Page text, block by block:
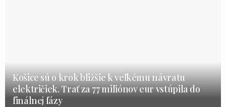
Košice sú o krok bližšie k veľkému návratu
električiek. Trať za 77 miliónov eur vstúpila do
finálnej fázy